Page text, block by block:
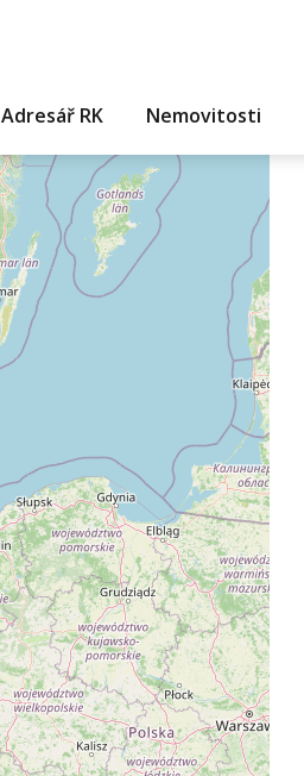
Adresář RK Nemovitosti